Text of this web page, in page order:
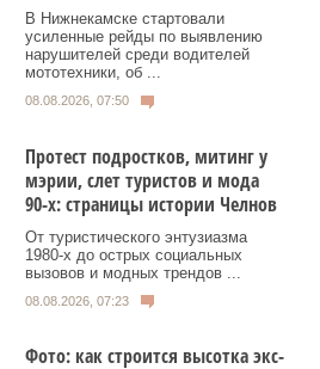
В Нижнекамске стартовали
усиленные рейды по выявлению
нарушителей среди водителей
мототехники, об ...
08.08.2026, 07:50
Протест подростков, митинг у
мэрии, слет туристов и мода
90-х: страницы истории Челнов
От туристического энтузиазма
1980‑х до острых социальных
вызовов и модных трендов ...
08.08.2026, 07:23
Фото: как строится высотка экс-